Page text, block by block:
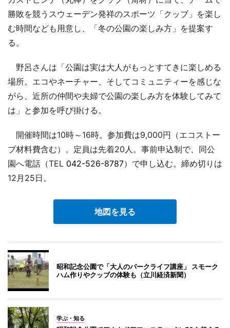
勝敗を競うスウェーデン発祥のスポーツ「クッブ」を楽し
む時間なども用意し、「冬の公園の楽しみ方」を提案す
る。
野呂さんは「公園は実は大人がもっとすてきに楽しめる
場所。エコやネーチャー、そしてコミュニティーを感じな
がら、近所の仲間や夫婦で公園の楽しみ方を体験してみて
は」と参加を呼び掛ける。
開催時間は10時～16時。参加費は9,000円（エコストー
ブ材料費含む）。定員は先着20人。事前申込制で、同公
園へ電話（TEL 042-526-8787）で申し込む。締め切りは
12月25日。
地図を見る
昭和記念公園で「大人のパークライフ講座」 スモーク
ハム作りやクッブの体験も（立川経済新聞）
学ぶ・知る